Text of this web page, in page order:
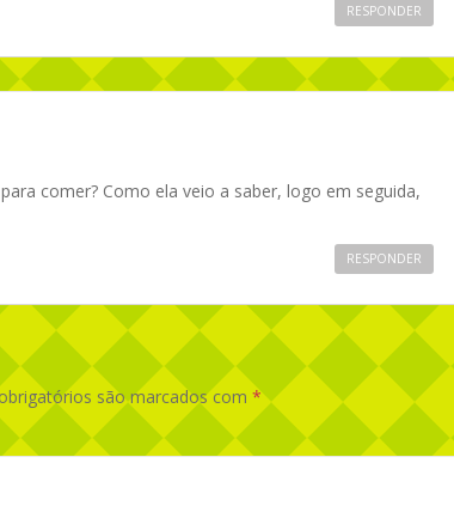
RESPONDER
comer? Como ela veio a saber, logo em seguida,
RESPONDER
são marcados com *